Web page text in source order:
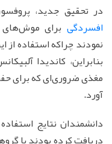
در تحقیق جدید،
افسردگی برای موش‌های
نمودند چراکه استفاده
بنابراین، کاندیدا
مغذی ضروری‌ای که برای
آورد.
دانشمندان نتایج